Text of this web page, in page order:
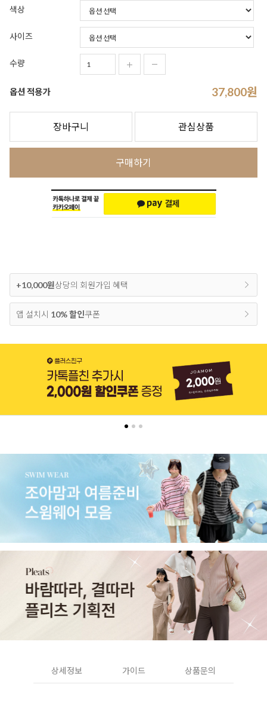
색상
사이즈
수량
옵션 적용가 37,800원
장바구니 관심상품
구매하기
+10,000원상당의 회원가입 혜택
앱 설치시 10% 할인쿠폰
상세정보 가이드 상품문의